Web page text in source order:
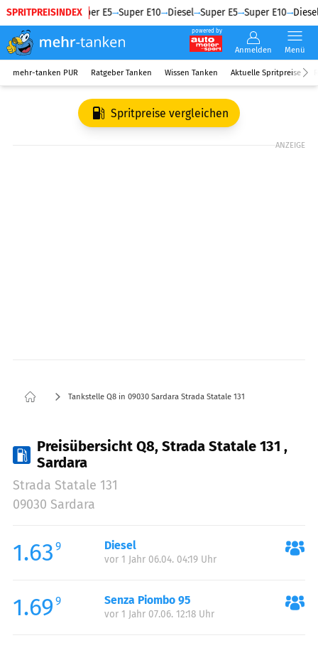
SPRITPREISINDEX
Diesel Super E5 Super E10 Diesel Super E5 Super E10 Diesel
powered by
Anmelden Menü
mehr-tanken PUR Ratgeber Tanken Wissen Tanken Aktuelle Spritpreise
Spritpreise vergleichen
ANZEIGE
Tankstelle Q8 in 09030 Sardara Strada Statale 131
Preisübersicht Q8, Strada Statale 131 ,
Sardara
Strada Statale 131
09030 Sardara
1.63 9 Diesel
vor 1 Jahr 06.04. 04:19 Uhr
1.69 9 Senza Piombo 95
vor 1 Jahr 07.06. 12:18 Uhr